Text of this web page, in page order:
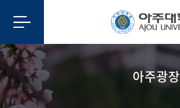
아주광장